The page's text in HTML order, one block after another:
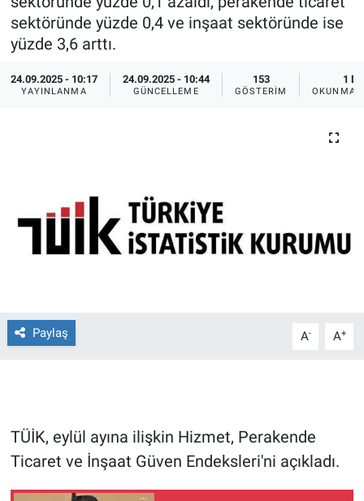
sektöründe yüzde 0,4 ve inşaat sektöründe ise
yüzde 3,6 arttı.
24.09.2025 - 10:17
YAYINLANMA
24.09.2025 - 10:44
GÜNCELLEME
153
GÖSTERIM
1 DK
OKUNMA
Paylaş A- A+
TÜİK, eylül ayına ilişkin Hizmet, Perakende
Ticaret ve İnşaat Güven Endeksleri'ni açıkladı.
Ege Saati
Ege'den Esintiler
Eğitim
Forum
Gün Bitiyor
Gündem Özel
Günün görüntüsü
Yayın Akışı
İletişim
Haber Arşivi